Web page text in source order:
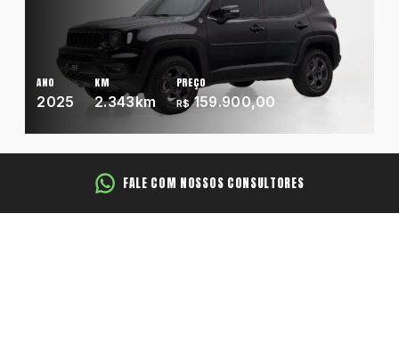
FALE COM NOSSOS CONSULTORES
ANO
2025
KM
2.343km
PREÇO
R$159.900,00